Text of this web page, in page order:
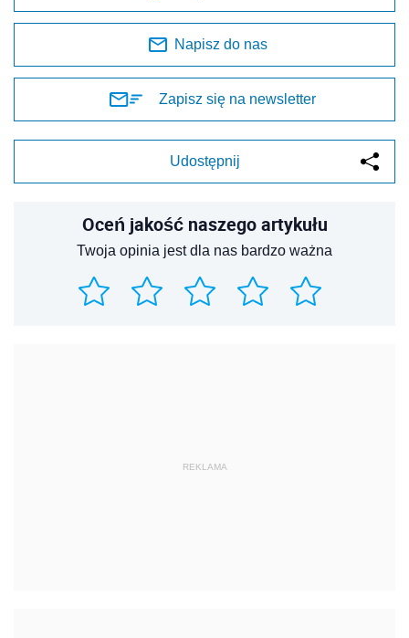
Napisz do nas
Zapisz się na newsletter
Udostępnij
Oceń jakość naszego artykułu
Twoja opinia jest dla nas bardzo ważna
REKLAMA